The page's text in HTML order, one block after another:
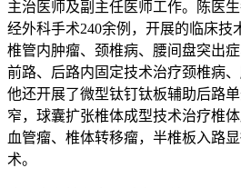
主治医师及副主任医师工作。陈医
经外科手术240余例，开展的临床技
椎管内肿瘤、颈椎病、腰间盘突出
前路、后路内固定技术治疗颈椎病
他还开展了微型钛钉钛板辅助后路
窄，球囊扩张椎体成型技术治疗椎
血管瘤、椎体转移瘤，半椎板入路
术。